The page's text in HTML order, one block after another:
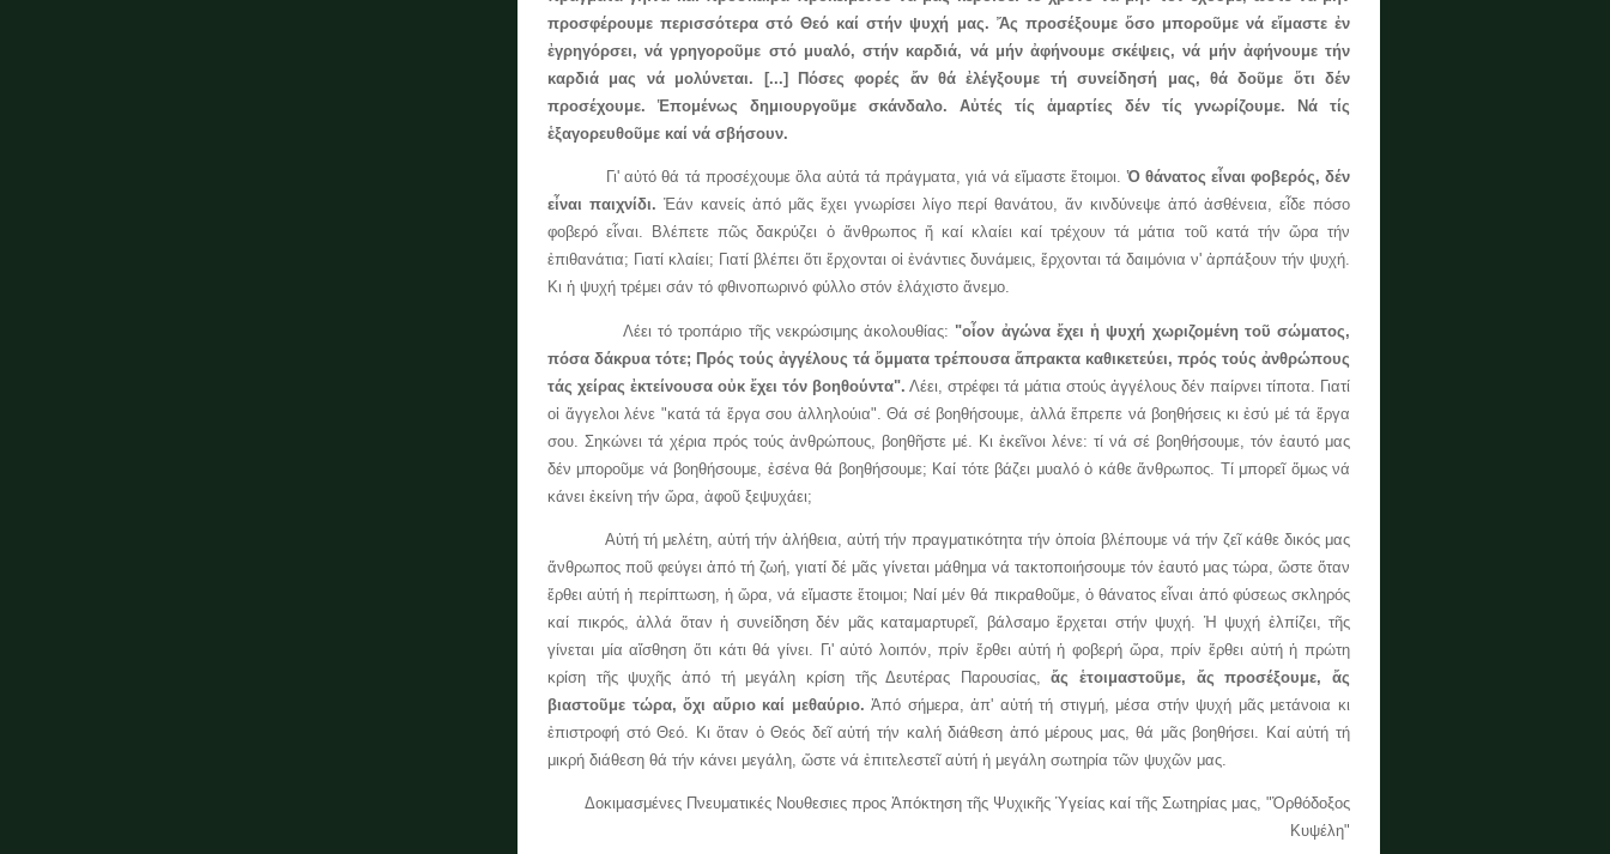
προσφέρουμε περισσότερα στό Θεό καί στήν ψυχή μας. Ἄς προσέξουμε ὅσο μποροῦμε νά εἴμαστε ἐν
ἐγρηγόρσει, νά γρηγοροῦμε στό μυαλό, στήν καρδιά, νά μήν ἀφήνουμε σκέψεις, νά μήν ἀφήνουμε τήν
καρδιά μας νά μολύνεται. [...] Πόσες φορές ἄν θά ἐλέγξουμε τή συνείδησή μας, θά δοῦμε ὅτι δέν
προσέχουμε. Ἑπομένως δημιουργοῦμε σκάνδαλο. Αὐτές τίς ἁμαρτίες δέν τίς γνωρίζουμε. Νά τίς
ἑξαγορευθοῦμε καί νά σβήσουν.
Γι' αὐτό θά τά προσέχουμε ὅλα αὐτά τά πράγματα, γιά νά εἴμαστε ἕτοιμοι.Ὁ θάνατος εἶναι φοβερός, δέν
εἶναι παιχνίδι. Ἐάν κανείς ἀπό μᾶς ἔχει γνωρίσει λίγο περί θανάτου, ἄν κινδύνεψε ἀπό ἀσθένεια, εἶδε πόσο
φοβερό εἶναι. Βλέπετε πῶς δακρύζει ὁ ἄνθρωπος ἤ καί κλαίει καί τρέχουν τά μάτια τοῦ κατά τήν ὥρα τήν
ἐπιθανάτια; Γιατί κλαίει; Γιατί βλέπει ὅτι ἔρχονται οἱ ἐνάντιες δυνάμεις, ἔρχονται τά δαιμόνια ν' ἁρπάξουν τήν ψυχή.
Κι ἡ ψυχή τρέμει σάν τό φθινοπωρινό φύλλο στόν ἐλάχιστο ἄνεμο.
Λέει τό τροπάριο τῆς νεκρώσιμης ἀκολουθίας: "οἶον ἀγώνα ἔχει ἡ ψυχή χωριζομένη τοῦ σώματος,
πόσα δάκρυα τότε; Πρός τούς ἀγγέλους τά ὄμματα τρέπουσα ἄπρακτα καθικετεύει, πρός τούς ἀνθρώπους
τάς χείρας ἐκτείνουσα οὐκ ἔχει τόν βοηθούντα". Λέει, στρέφει τά μάτια στούς ἀγγέλους δέν παίρνει τίποτα. Γιατί
οἱ ἄγγελοι λένε "κατά τά ἔργα σου ἀλληλούια". Θά σέ βοηθήσουμε, ἀλλά ἔπρεπε νά βοηθήσεις κι ἐσύ μέ τά ἔργα
σου. Σηκώνει τά χέρια πρός τούς ἀνθρώπους, βοηθῆστε μέ. Κι ἐκεῖνοι λένε: τί νά σέ βοηθήσουμε, τόν ἑαυτό μας
δέν μποροῦμε νά βοηθήσουμε, ἐσένα θά βοηθήσουμε; Καί τότε βάζει μυαλό ὁ κάθε ἄνθρωπος. Τί μπορεῖ ὅμως νά
κάνει ἐκείνη τήν ὥρα, ἀφοῦ ξεψυχάει;
Αὐτή τή μελέτη, αὐτή τήν ἀλήθεια, αὐτή τήν πραγματικότητα τήν ὁποία βλέπουμε νά τήν ζεῖ κάθε δικός μας
ἄνθρωπος ποῦ φεύγει ἀπό τή ζωή, γιατί δέ μᾶς γίνεται μάθημα νά τακτοποιήσουμε τόν ἑαυτό μας τώρα, ὥστε ὅταν
ἔρθει αὐτή ἡ περίπτωση, ἡ ὥρα, νά εἴμαστε ἕτοιμοι; Ναί μέν θά πικραθοῦμε, ὁ θάνατος εἶναι ἀπό φύσεως σκληρός
καί πικρός, ἀλλά ὅταν ἡ συνείδηση δέν μᾶς καταμαρτυρεῖ, βάλσαμο ἔρχεται στήν ψυχή. Ἡ ψυχή ἐλπίζει, τῆς
γίνεται μία αἴσθηση ὅτι κάτι θά γίνει. Γι' αὐτό λοιπόν, πρίν ἔρθει αὐτή ἡ φοβερή ὥρα, πρίν ἔρθει αὐτή ἡ πρώτη
κρίση τῆς ψυχῆς ἀπό τή μεγάλη κρίση τῆς Δευτέρας Παρουσίας,ἄς ἑτοιμαστοῦμε, ἄς προσέξουμε, ἄς
βιαστοῦμε τώρα, ὄχι αὔριο καί μεθαύριο. Ἀπό σήμερα, ἀπ' αὐτή τή στιγμή, μέσα στήν ψυχή μᾶς μετάνοια κι
ἐπιστροφή στό Θεό. Κι ὅταν ὁ Θεός δεῖ αὐτή τήν καλή διάθεση ἀπό μέρους μας, θά μᾶς βοηθήσει. Καί αὐτή τή
μικρή διάθεση θά τήν κάνει μεγάλη, ὥστε νά ἐπιτελεστεῖ αὐτή ἡ μεγάλη σωτηρία τῶν ψυχῶν μας.
Δοκιμασμένες Πνευματικές Νουθεσιες προς Ἀπόκτηση τῆς Ψυχικῆς Ὑγείας καί τῆς Σωτηρίας μας, "Ὀρθόδοξος
Κυψέλη"